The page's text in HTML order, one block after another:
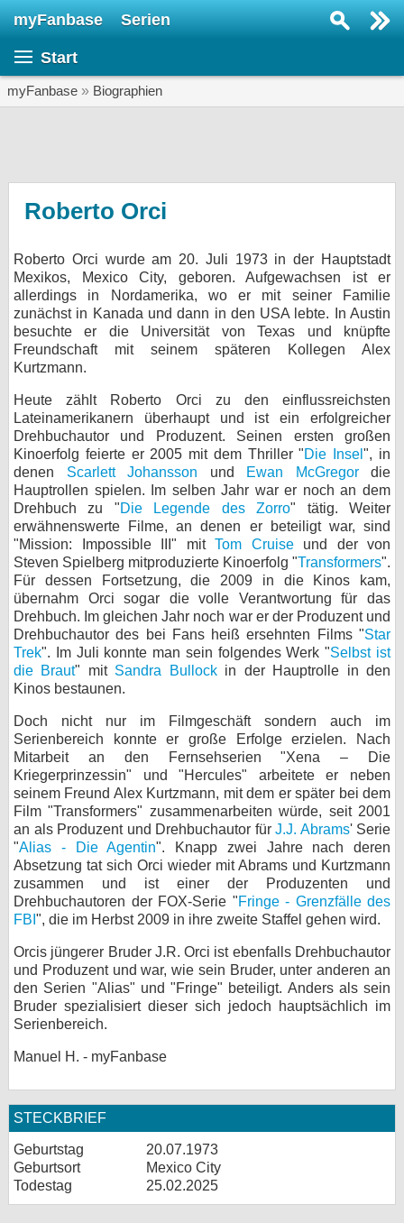
myFanbase Serien
Start
myFanbase » Biographien
Roberto Orci
Roberto Orci wurde am 20. Juli 1973 in der Hauptstadt
Mexikos, Mexico City, geboren. Aufgewachsen ist er
allerdings in Nordamerika, wo er mit seiner Familie
zunächst in Kanada und dann in den USA lebte. In Austin
besuchte er die Universität von Texas und knüpfte
Freundschaft mit seinem späteren Kollegen Alex
Kurtzmann.
Heute zählt Roberto Orci zu den einflussreichsten
Lateinamerikanern überhaupt und ist ein erfolgreicher
Drehbuchautor und Produzent. Seinen ersten großen
Kinoerfolg feierte er 2005 mit dem Thriller "Die Insel", in
denen Scarlett Johansson und Ewan McGregordie
Hauptrollen spielen. Im selben Jahr war er noch an dem
Drehbuch zu "Die Legende des Zorro" tätig. Weiter
erwähnenswerte Filme, an denen er beteiligt war, sind
"Mission: Impossible III" mit Tom Cruiseund der von
Steven Spielberg mitproduzierte Kinoerfolg "Transformers".
Für dessen Fortsetzung, die 2009 in die Kinos kam,
übernahm Orci sogar die volle Verantwortung für das
Drehbuch. Im gleichen Jahr noch war er der Produzent und
Drehbuchautor des bei Fans heiß ersehnten Films "Star
Trek". Im Juli konnte man sein folgendes Werk "Selbst ist
die Braut" mit Sandra Bullockin der Hauptrolle in den
Kinos bestaunen.
Doch nicht nur im Filmgeschäft sondern auch im
Serienbereich konnte er große Erfolge erzielen. Nach
Mitarbeit an den Fernsehserien "Xena – Die
Kriegerprinzessin" und "Hercules" arbeitete er neben
seinem Freund Alex Kurtzmann, mit dem er später bei dem
Film "Transformers" zusammenarbeiten würde, seit 2001
an als Produzent und Drehbuchautor für J.J. Abrams' Serie
"Alias - Die Agentin". Knapp zwei Jahre nach deren
Absetzung tat sich Orci wieder mit Abrams und Kurtzmann
zusammen und ist einer der Produzenten und
Drehbuchautoren der FOX-Serie "Fringe - Grenzfälle des
FBI ", die im Herbst 2009 in ihre zweite Staffel gehen wird.
Orcis jüngerer Bruder J.R. Orci ist ebenfalls Drehbuchautor
und Produzent und war, wie sein Bruder, unter anderen an
den Serien "Alias" und "Fringe" beteiligt. Anders als sein
Bruder spezialisiert dieser sich jedoch hauptsächlich im
Serienbereich.
Manuel H. - myFanbase
STECKBRIEF
Geburtstag
20.07.1973
Geburtsort
Mexico City
Todestag
25.02.2025
KULTUR
Specials
SERVICE
Gewinnspiele
bei X
bei Facebook
Kontakt
Nutzungsbedingungen
Datenschutz
Cookie-Einstellungen
Desktop-Ansicht
myFanbase